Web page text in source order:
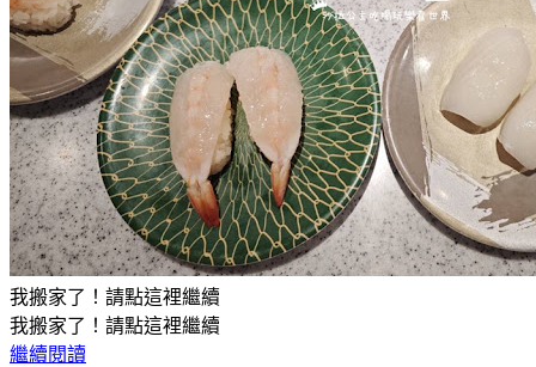
我搬家了！請點這裡繼續
我搬家了！請點這裡繼續
繼續閱讀